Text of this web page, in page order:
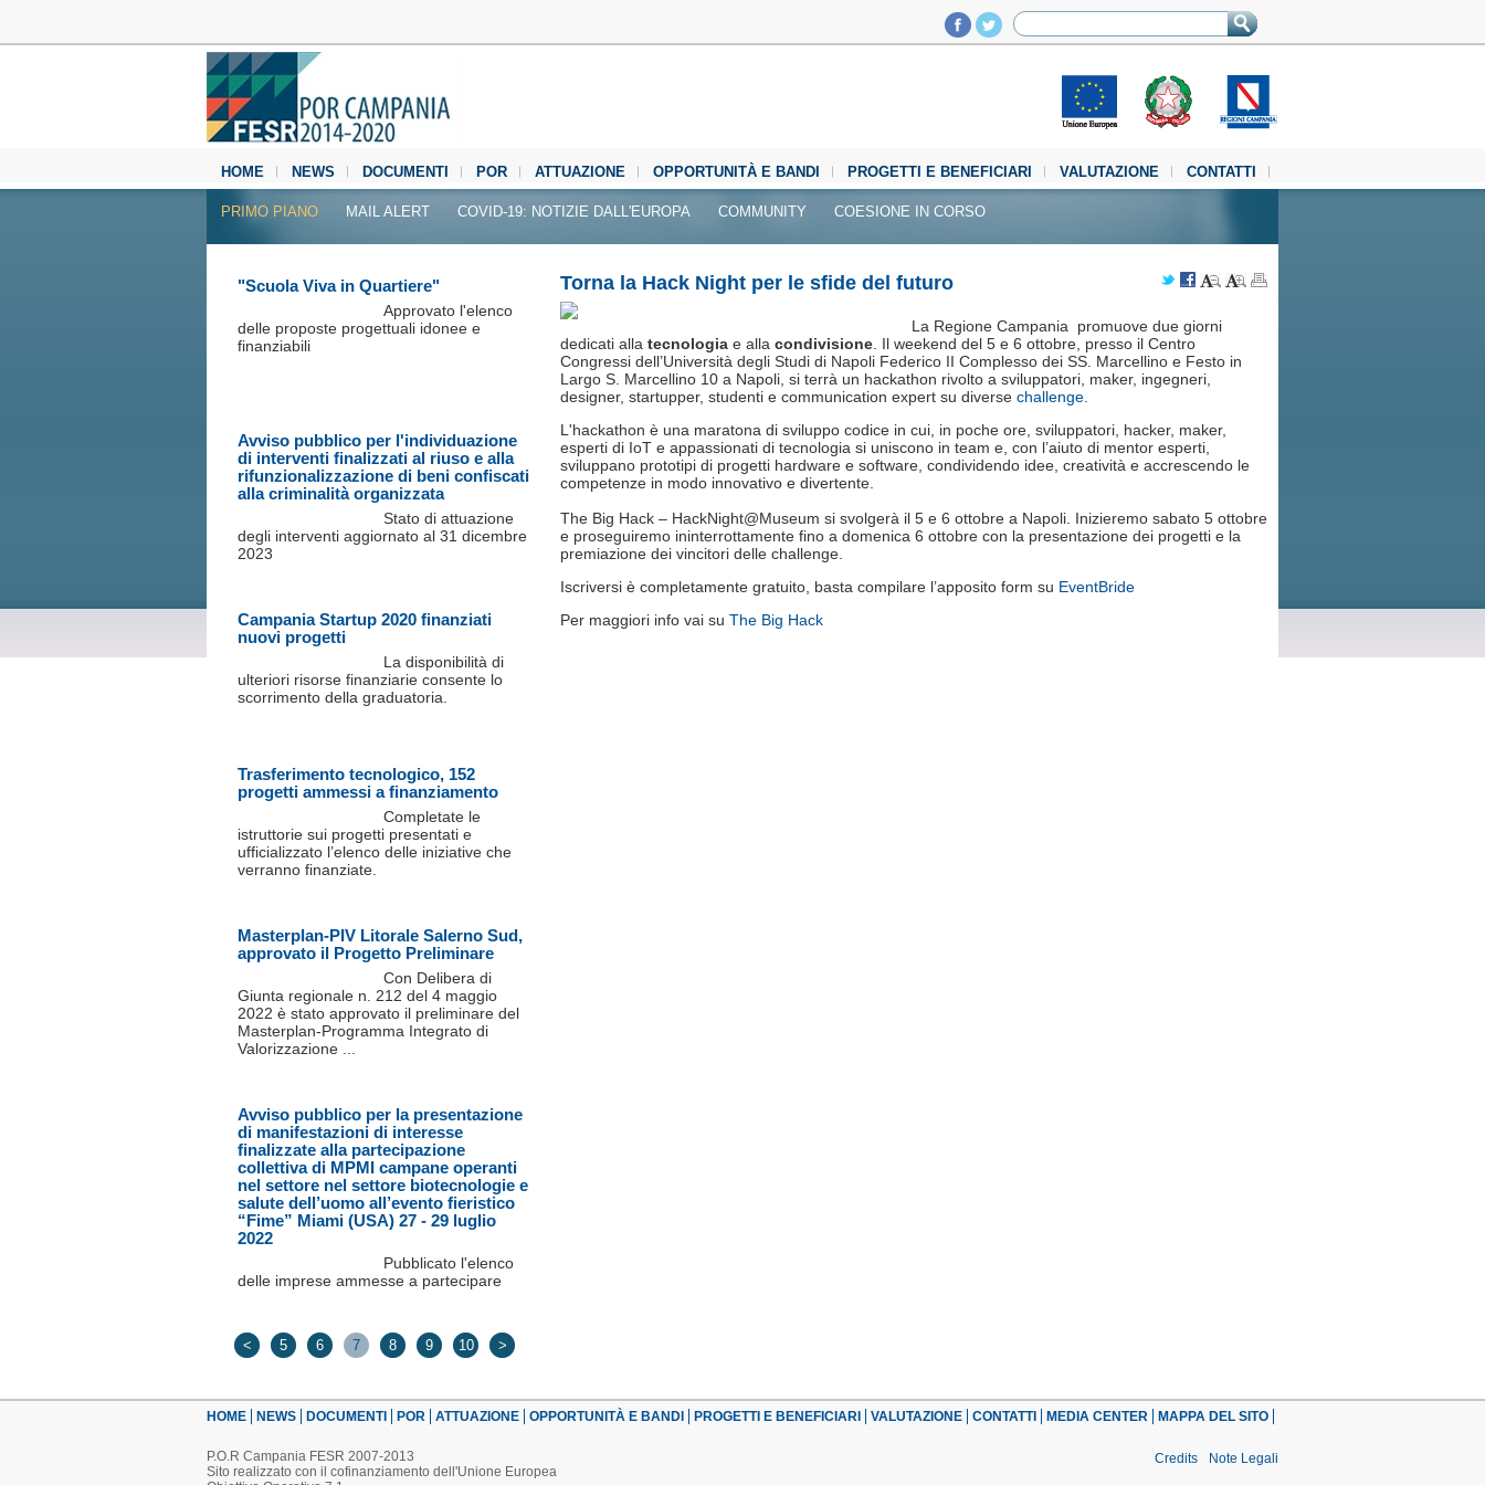
HOME NEWS DOCUMENTI POR ATTUAZIONE OPPORTUNITÀ E BANDI PROGETTI E BENEFICIARI VALUTAZIONE
CONTATTI
MEDIA CENTER
PRIMO PIANO MAIL ALERT COVID-19: NOTIZIE DALL'EUROPA COMMUNITY COESIONE IN CORSO
Torna la Hack Night per le sfide del futuro
La Regione Campania promuove due giorni
dedicati alla tecnologia e alla condivisione . Il weekend del 5 e 6 ottobre, presso il Centro
Congressi dell’Università degli Studi di Napoli Federico II Complesso dei SS. Marcellino e Festo in
Largo S. Marcellino 10 a Napoli, si terrà un hackathon rivolto a sviluppatori, maker, ingegneri,
designer, startupper, studenti e communication expert su diverse challenge
L'hackathon è una maratona di sviluppo codice in cui, in poche ore, sviluppatori, hacker, maker,
esperti di IoT e appassionati di tecnologia si uniscono in team e, con l’aiuto di mentor esperti,
sviluppano prototipi di progetti hardware e software, condividendo idee, creatività e accrescendo le
competenze in modo innovativo e divertente.
The Big Hack – HackNight@Museum si svolgerà il 5 e 6 ottobre a Napoli. Inizieremo sabato 5 ottobre
e proseguiremo ininterrottamente fino a domenica 6 ottobre con la presentazione dei progetti e la
premiazione dei vincitori delle challenge.
Iscriversi è completamente gratuito, basta compilare l’apposito form su EventBride
Per maggiori info vai su The Big Hack
"Scuola Viva in Quartiere"
Approvato l'elenco
delle proposte progettuali idonee e
finanziabili
Avviso pubblico per l'individuazione
di interventi finalizzati al riuso e alla
rifunzionalizzazione di beni confiscati
alla criminalità organizzata
Stato di attuazione
degli interventi aggiornato al 31 dicembre
2023
Campania Startup 2020 finanziati
nuovi progetti
La disponibilità di
ulteriori risorse finanziarie consente lo
scorrimento della graduatoria.
Trasferimento tecnologico, 152
progetti ammessi a finanziamento
Completate le
istruttorie sui progetti presentati e
ufficializzato l’elenco delle iniziative che
verranno finanziate.
Masterplan-PIV Litorale Salerno Sud,
approvato il Progetto Preliminare
Con Delibera di
Giunta regionale n. 212 del 4 maggio
2022 è stato approvato il preliminare del
Masterplan-Programma Integrato di
Valorizzazione ...
Avviso pubblico per la presentazione
di manifestazioni di interesse
finalizzate alla partecipazione
collettiva di MPMI campane operanti
nel settore nel settore biotecnologie e
salute dell’uomo all’evento fieristico
“Fime” Miami (USA) 27 - 29 luglio
2022
Pubblicato l'elenco
delle imprese ammesse a partecipare
< 5 6 7 8 9 10 >
HOME NEWS DOCUMENTI POR ATTUAZIONE OPPORTUNITÀ E BANDI PROGETTI E BENEFICIARI VALUTAZIONE CONTATTI MEDIA CENTER MAPPA DEL SITO
P.O.R Campania FESR 2007-2013
Sito realizzato con il cofinanziamento dell'Unione Europea
Credits Note Legali